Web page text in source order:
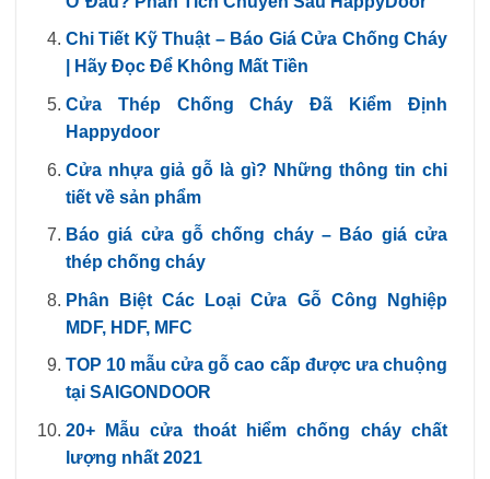
Chi Tiết Kỹ Thuật – Báo Giá Cửa Chống Cháy
| Hãy Đọc Để Không Mất Tiền
Cửa Thép Chống Cháy Đã Kiểm Định
Happydoor
Cửa nhựa giả gỗ là gì? Những thông tin chi
tiết về sản phẩm
Báo giá cửa gỗ chống cháy – Báo giá cửa
thép chống cháy
Phân Biệt Các Loại Cửa Gỗ Công Nghiệp
MDF, HDF, MFC
TOP 10 mẫu cửa gỗ cao cấp được ưa chuộng
tại SAIGONDOOR
20+ Mẫu cửa thoát hiểm chống cháy chất
lượng nhất 2021